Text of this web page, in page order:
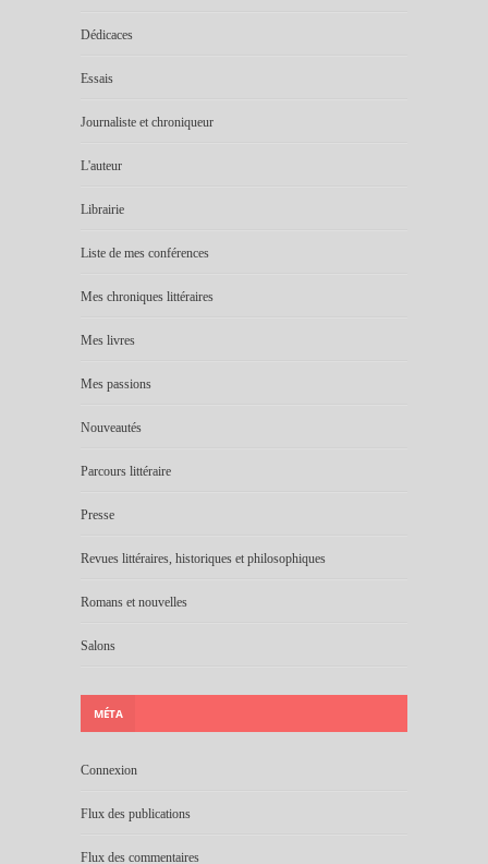
Dédicaces
Essais
Journaliste et chroniqueur
L'auteur
Librairie
Liste de mes conférences
Mes chroniques littéraires
Mes livres
Mes passions
Nouveautés
Parcours littéraire
Presse
Revues littéraires, historiques et philosophiques
Romans et nouvelles
Salons
MÉTA
Connexion
Flux des publications
Flux des commentaires